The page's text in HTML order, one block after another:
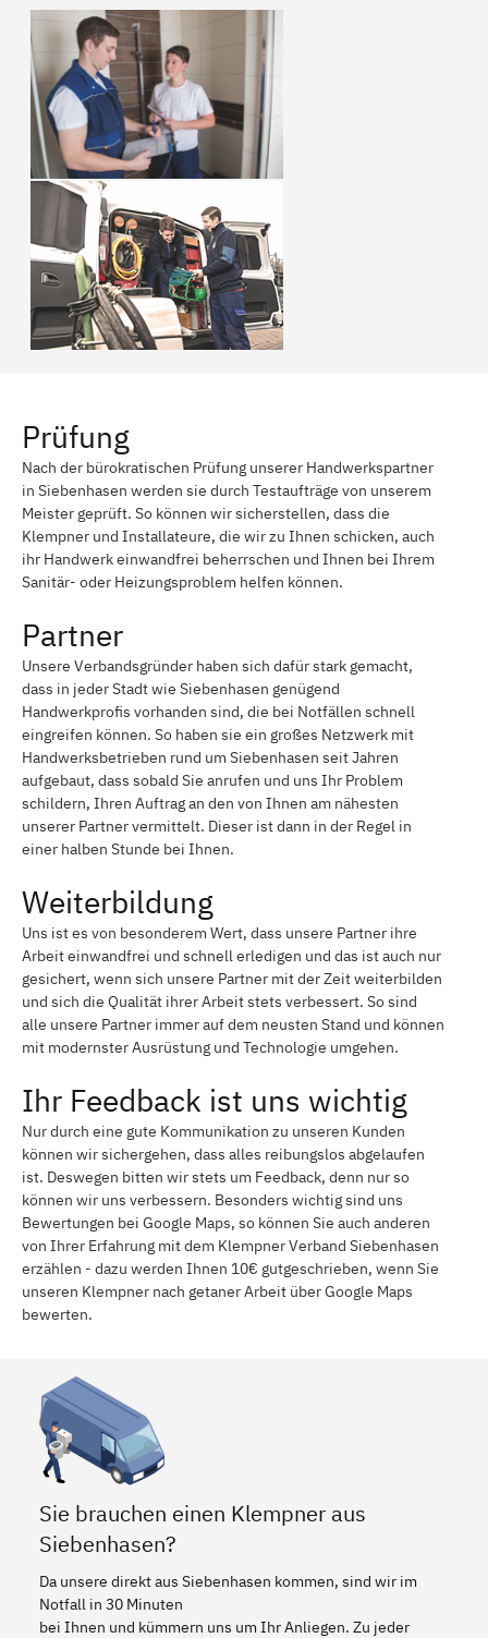
Prüfung
Nach der bürokratischen Prüfung unserer Handwerkspartner
in Siebenhasen werden sie durch Testaufträge von unserem
Meister geprüft. So können wir sicherstellen, dass die
Klempner und Installateure, die wir zu Ihnen schicken, auch
ihr Handwerk einwandfrei beherrschen und Ihnen bei Ihrem
Sanitär- oder Heizungsproblem helfen können.
Partner
Unsere Verbandsgründer haben sich dafür stark gemacht,
dass in jeder Stadt wie Siebenhasen genügend
Handwerkprofis vorhanden sind, die bei Notfällen schnell
eingreifen können. So haben sie ein großes Netzwerk mit
Handwerksbetrieben rund um Siebenhasen seit Jahren
aufgebaut, dass sobald Sie anrufen und uns Ihr Problem
schildern, Ihren Auftrag an den von Ihnen am nähesten
unserer Partner vermittelt. Dieser ist dann in der Regel in
einer halben Stunde bei Ihnen.
Weiterbildung
Uns ist es von besonderem Wert, dass unsere Partner ihre
Arbeit einwandfrei und schnell erledigen und das ist auch nur
gesichert, wenn sich unsere Partner mit der Zeit weiterbilden
und sich die Qualität ihrer Arbeit stets verbessert. So sind
alle unsere Partner immer auf dem neusten Stand und können
mit modernster Ausrüstung und Technologie umgehen.
Ihr Feedback ist uns wichtig
Nur durch eine gute Kommunikation zu unseren Kunden
können wir sichergehen, dass alles reibungslos abgelaufen
ist. Deswegen bitten wir stets um Feedback, denn nur so
können wir uns verbessern. Besonders wichtig sind uns
Bewertungen bei Google Maps, so können Sie auch anderen
von Ihrer Erfahrung mit dem Klempner Verband Siebenhasen
erzählen - dazu werden Ihnen 10€ gutgeschrieben, wenn Sie
unseren Klempner nach getaner Arbeit über Google Maps
bewerten.
Sie brauchen einen Klempner aus
Siebenhasen?
Da unsere direkt aus Siebenhasen kommen, sind wir im
Notfall in 30 Minuten
bei Ihnen und kümmern uns um Ihr Anliegen. Zu jeder